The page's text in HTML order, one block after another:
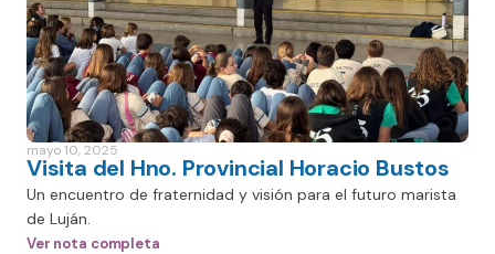
mayo 10, 2025
Visita del Hno. Provincial Horacio Bustos
Un encuentro de fraternidad y visión para el futuro marista
de Luján.
Ver nota completa